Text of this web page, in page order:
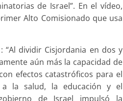
de Israel”. En el vídeo,
Alto Comisionado que usa
dividir Cisjordania en dos y
aún más la capacidad de
efectos catastróficos para el
a la salud, la educación y el
de Israel impulsó la